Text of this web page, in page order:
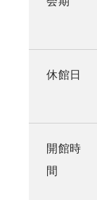
休館日
開館時
間